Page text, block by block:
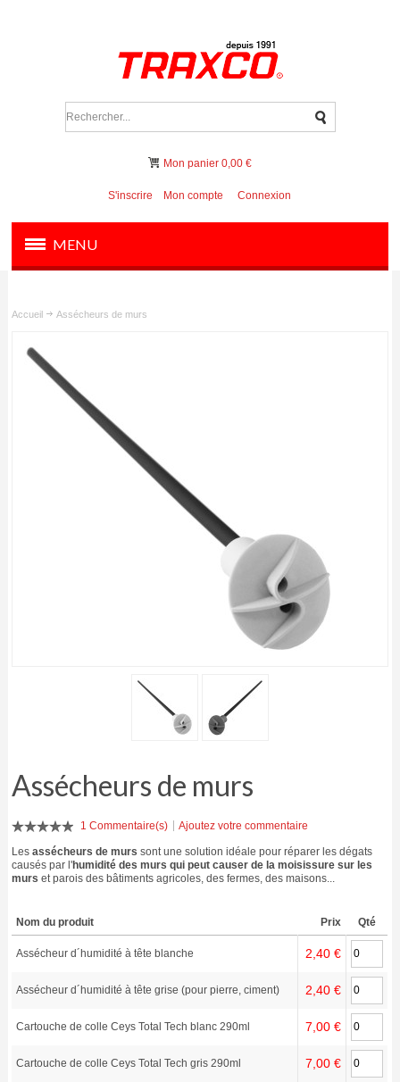
Mon panier0,00 €
S'inscrire Mon compte Connexion
MENU
Accueil Assécheurs de murs
Assécheurs de murs
1 Commentaire(s) Ajoutez votre commentaire
Lesassécheurs de murs sont une solution idéale pour réparer les dégats
causés par l'humidité des murs qui peut causer de la moisissure sur les
murs et parois des bâtiments agricoles, des fermes, des maisons...
Nom du produit Prix Qté
Assécheur d´humidité à tête blanche 2,40 €
Assécheur d´humidité à tête grise (pour pierre, ciment) 2,40 €
Cartouche de colle Ceys Total Tech blanc 290ml 7,00 €
Cartouche de colle Ceys Total Tech gris 290ml 7,00 €